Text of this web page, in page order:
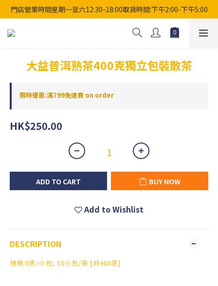
門店營業時間星期一至六12:30-18:00取貨時間:下午2:00-下午5:00
大益普洱熟茶400克獨立包裝散茶
限時優惠:滿799免運費 on order
HK$250.00
ADD TO CART BUY NOW
Add to Wishlist
DESCRIPTION
規格:8克/小包; 50小包/袋 [共400克]